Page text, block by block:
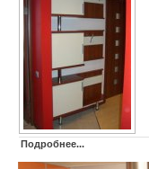
Подробнее...